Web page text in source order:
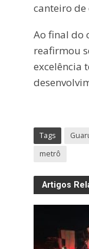
canteiro
Ao final do
reafirmou
excelência
Tags
metrô
Artigos